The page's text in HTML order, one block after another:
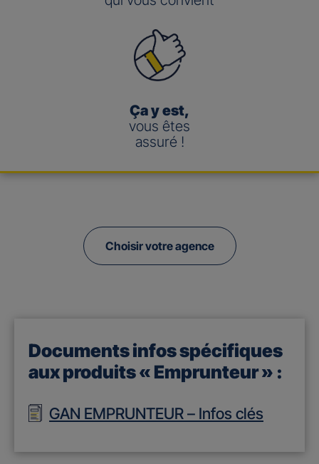
Ça y est,
vous êtes
assuré !
Choisir votre agence
Documents infos spécifiques
aux produits « Emprunteur » :
GAN EMPRUNTEUR – Infos clés